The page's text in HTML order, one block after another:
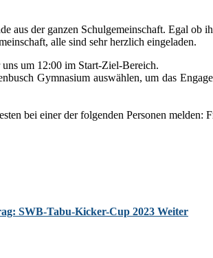
aus der ganzen Schulgemeinschaft. Egal
alle sind sehr herzlich eingeladen.
um 12:00 im Start-Ziel-Bereich.
Gymnasium auswählen, um das
bei einer der folgenden Personen
SWB-Tabu-Kicker-Cup 2023 Weiter